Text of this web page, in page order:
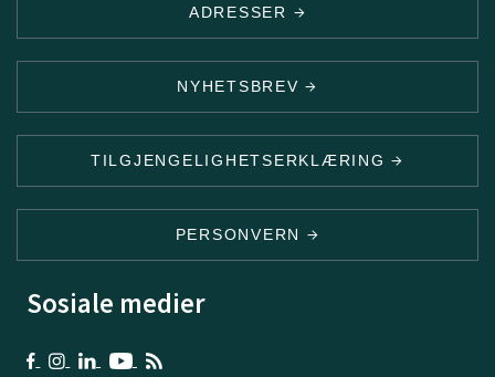
ADRESSER
NYHETSBREV
TILGJENGELIGHETSERKLÆRING
PERSONVERN
Sosiale medier